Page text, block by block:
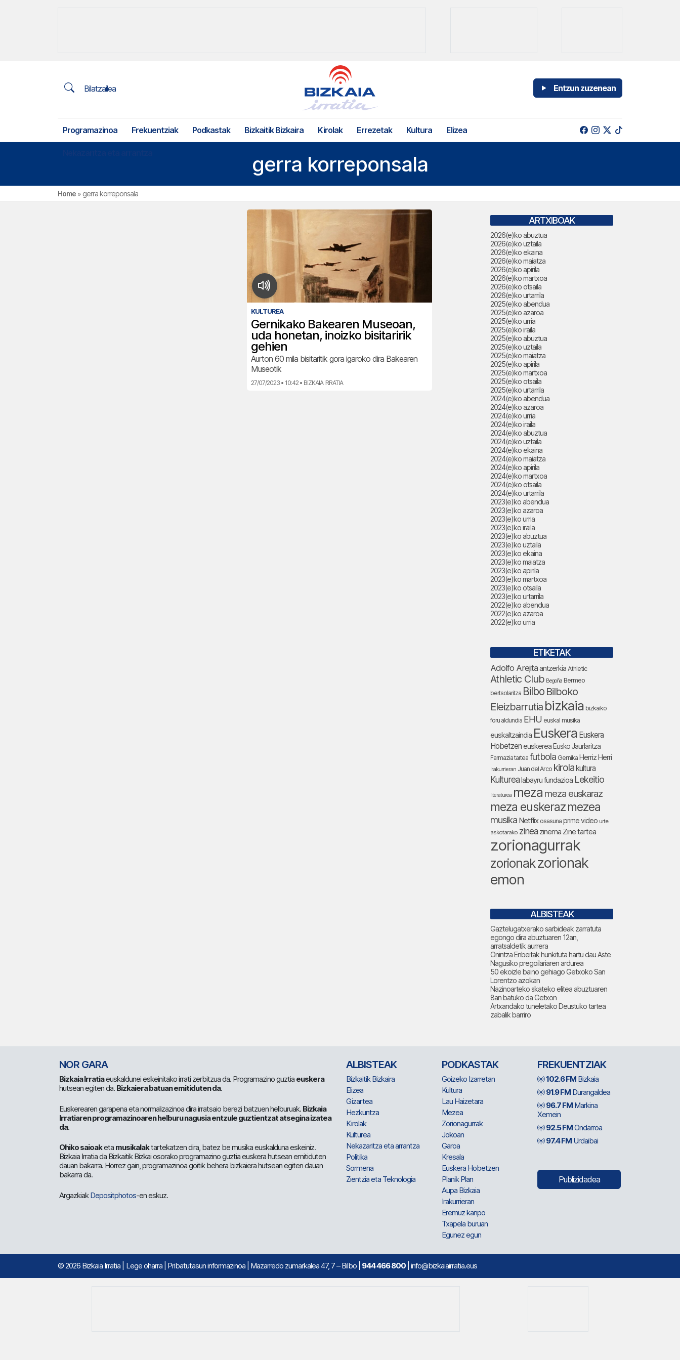
Bilatzailea Entzun zuzenean
Programazinoa Frekuentziak Podkastak Bizkaitik Bizkaira Kirolak Errezetak Kultura Elizea
gerra korreponsala
Home » gerra korreponsala
KULTUREA
Gernikako Bakearen Museoan,
uda honetan, inoizko bisitaririk
gehien
Aurton 60 mila bisitaritik gora igaroko dira Bakearen
Museotik
27/07/2023 • 10:42 • BIZKAIA IRRATIA
ARTXIBOAK
2026(e)ko abuztua
2026(e)ko uztaila
2026(e)ko ekaina
2026(e)ko maiatza
2026(e)ko apirila
2026(e)ko martxoa
2026(e)ko otsaila
2026(e)ko urtarrila
2025(e)ko abendua
2025(e)ko azaroa
2025(e)ko urria
2025(e)ko iraila
2025(e)ko abuztua
2025(e)ko uztaila
2025(e)ko maiatza
2025(e)ko apirila
2025(e)ko martxoa
2025(e)ko otsaila
2025(e)ko urtarrila
2024(e)ko abendua
2024(e)ko azaroa
2024(e)ko urria
2024(e)ko iraila
2024(e)ko abuztua
2024(e)ko uztaila
2024(e)ko ekaina
2024(e)ko maiatza
2024(e)ko apirila
2024(e)ko martxoa
2024(e)ko otsaila
2024(e)ko urtarrila
2023(e)ko abendua
2023(e)ko azaroa
2023(e)ko urria
2023(e)ko iraila
2023(e)ko abuztua
2023(e)ko uztaila
2023(e)ko ekaina
2023(e)ko maiatza
2023(e)ko apirila
2023(e)ko martxoa
2023(e)ko otsaila
2023(e)ko urtarrila
2022(e)ko abendua
2022(e)ko azaroa
2022(e)ko urria
ETIKETAK
Adolfo Arejitaantzerkia Athletic
Athletic Club Begoña Bermeo
bertsolaritza Bilbo Bilboko
Eleizbarrutia bizkaia bizkaiko
foru aldundia EHU euskal musika
euskaltzaindia Euskera Euskera
Hobetzeneuskerea Eusko Jaurlaritza
Farmazia tartea futbola Gernika Herriz Herri
Irakurrieran Juan del Arco kirola kultura
Kulturealabayru fundazioa Lekeitio
literaturea meza meza euskaraz
meza euskerazmezea
musika Netflix osasuna prime video urte
askotarako zinea zinema Zine tartea
zorionagurrak
zorionakzorionak
emon
ALBISTEAK
Gaztelugatxerako sarbideak zarratuta
egongo dira abuztuaren 12an,
arratsaldetik aurrera
Onintza Enbeitak hunkituta hartu dau Aste
Nagusiko pregoilariaren ardurea
50 ekoizle baino gehiago Getxoko San
Lorentzo azokan
Nazinoarteko skateko elitea abuztuaren
8an batuko da Getxon
Artxandako tuneletako Deustuko tartea
zabalik barriro
NOR GARA
Bizkaia Irratiaeuskaldunei eskeinitako irrati zerbitzua da. Programazino guztia euskera
hutsean egiten da. Bizkaiera batuan emitiduten da.
Euskerearen garapena eta normalizazinoa dira irratsaio berezi batzuen helburuak. Bizkaia
Irratiaren programazinoaren helburu nagusia entzule guztientzat atsegina izatea
da.
Ohiko saioaketa musikalaktartekatzen dira, batez be musika euskalduna eskeiniz.
Bizkaia Irratia da Bizkaitik Bizkai osorako programazino guztia euskera hutsean emitiduten
dauan bakarra. Horrez gain, programazinoa goitik behera bizkaiera hutsean egiten dauan
bakarra da.
ArgazkiakDepositphotos-en eskuz.
ALBISTEAK
Bizkaitik Bizkaira
Elizea
Gizartea
Hezkuntza
Kirolak
Kulturea
Nekazaritza eta arrantza
Politika
Sormena
Zientzia eta Teknologia
PODKASTAK
Goizeko Izarretan
Kultura
Lau Haizetara
Mezea
Zorionagurrak
Jokoan
Garoa
Kresala
Euskera Hobetzen
Planik Plan
Aupa Bizkaia
Irakurrieran
Eremuz kanpo
Txapela buruan
Egunez egun
FREKUENTZIAK
102.6 FM Bizkaia
91.9 FM Durangaldea
96.7 FM Markina
Xemein
92.5 FMOndarroa
97.4 FM Urdaibai
Publizidadea
© 2026 Bizkaia Irratia Lege oharra Pribatutasun informazinoa | Mazarredo zumarkalea 47, 7 – Bilbo | 944 466 800 | info@bizkaiairratia.eus